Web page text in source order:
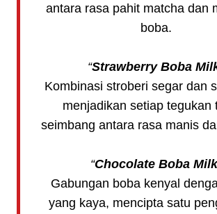
antara rasa pahit matcha dan
boba.
“Strawberry Boba
Kombinasi stroberi segar dan
menjadikan setiap tegukan
seimbang antara rasa manis
“Chocolate Boba Milk
Gabungan boba kenyal
yang kaya, mencipta satu